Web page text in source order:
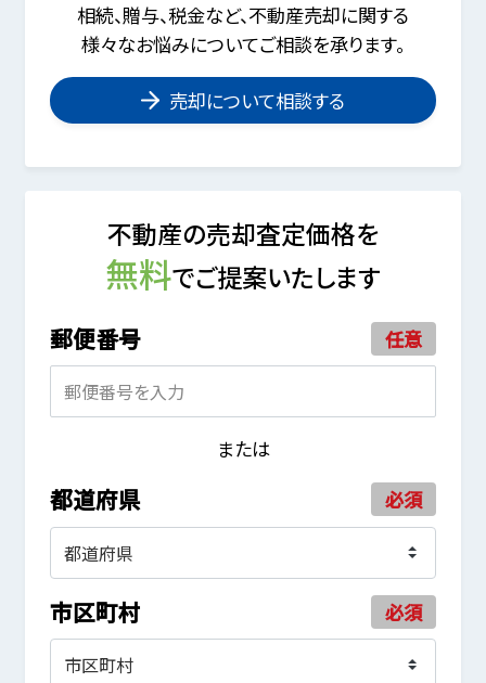
相続、贈与、税金など、不動産売却に関する
様々なお悩みについてご相談を承ります。
売却について相談する
不動産の売却査定価格を
無料でご提案いたします
郵便番号 任意
または
都道府県 必須
市区町村 必須